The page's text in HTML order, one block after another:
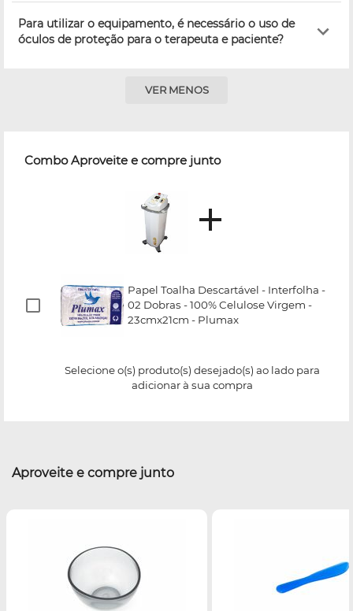
Para utilizar o equipamento, é necessário o uso de
óculos de proteção para o terapeuta e paciente?
VER MENOS
Combo Aproveite e compre junto
Papel Toalha Descartável - Interfolha -
02 Dobras - 100% Celulose Virgem -
23cmx21cm - Plumax
Selecione o(s) produto(s) desejado(s) ao lado para
adicionar à sua compra
Aproveite e compre junto